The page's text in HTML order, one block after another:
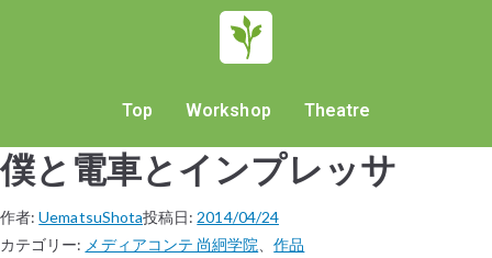
Top Workshop Theatre
僕と電車とインプレッサ
作者:UematsuShota投稿日: 2014/04/24
カテゴリー: メディアコンテ 尚絅学院 、作品